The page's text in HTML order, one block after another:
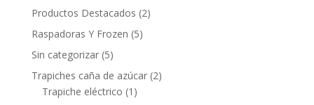
Productos Destacados (2)
Raspadoras Y Frozen (5)
Sin categorizar (5)
Trapiches caña de azúcar (2)
Trapiche eléctrico (1)